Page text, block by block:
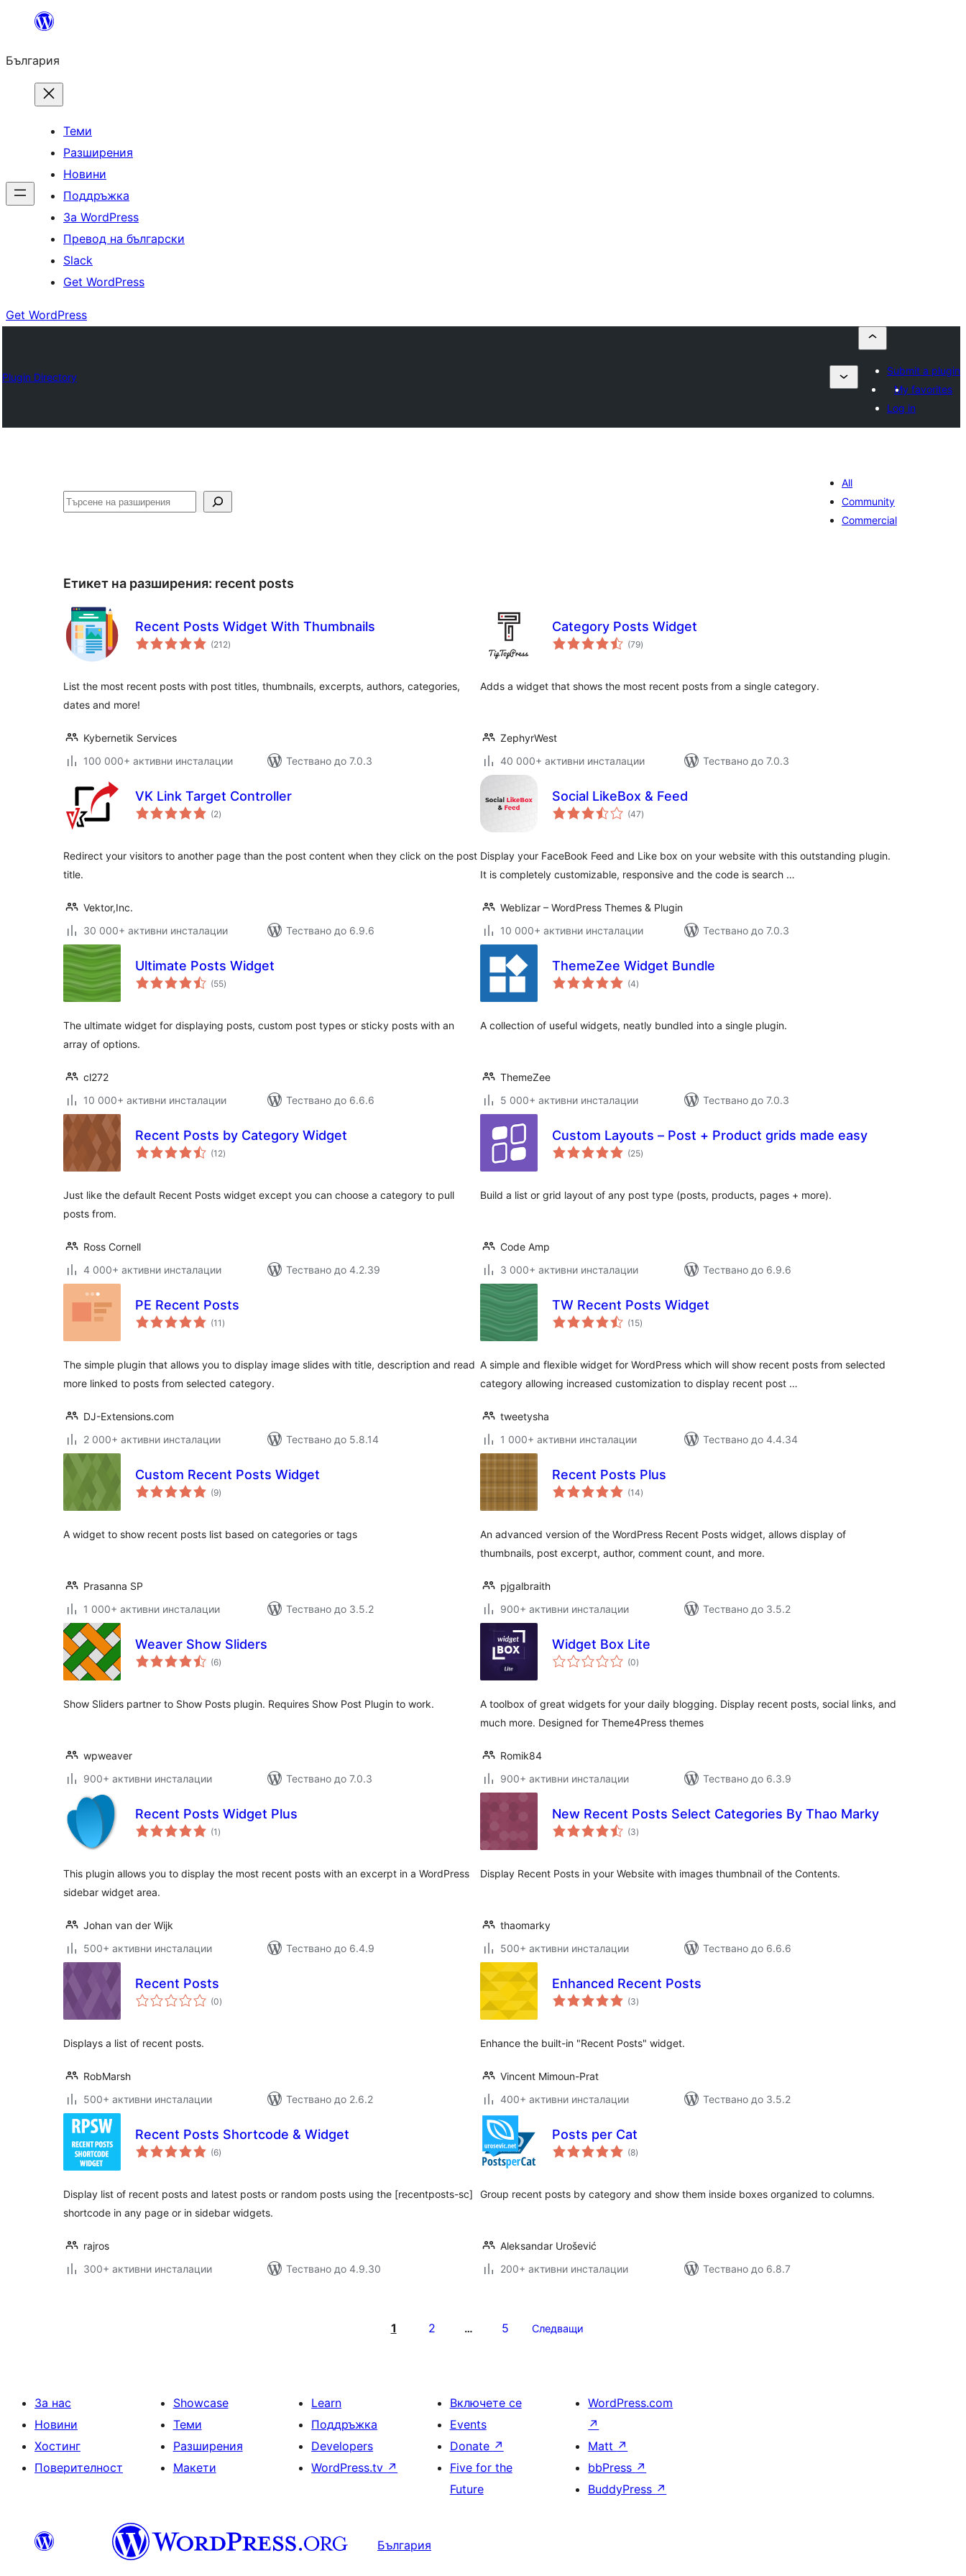
България
Теми
Разширения
Новини
Поддръжка
За WordPress
Превод на български
Slack
Get WordPress
Get WordPress
Plugin Directory
Submit a plugin
My favorites
Log in
Търсене
All
Community
Commercial
Етикет на разширения: recent posts
Recent Posts Widget With Thumbnails
(212общо
оценки
)
List the most recent posts with post titles, thumbnails, excerpts, authors, categories,
dates and more!
Kybernetik Services
100 000+ активни инсталации
Тествано до 7.0.3
Category Posts Widget
(79общо
оценки
)
Adds a widget that shows the most recent posts from a single category.
ZephyrWest
40 000+ активни инсталации
Тествано до 7.0.3
VK Link Target Controller
(2общо
оценки
)
Redirect your visitors to another page than the post content when they click on the post
title.
Vektor,Inc.
30 000+ активни инсталации
Тествано до 6.9.6
Social LikeBox & Feed
(47общо
оценки
)
Display your FaceBook Feed and Like box on your website with this outstanding plugin.
It is completely customizable, responsive and the code is search …
Weblizar – WordPress Themes & Plugin
10 000+ активни инсталации
Тествано до 7.0.3
Ultimate Posts Widget
(55общо
оценки
)
The ultimate widget for displaying posts, custom post types or sticky posts with an
array of options.
cl272
10 000+ активни инсталации
Тествано до 6.6.6
ThemeZee Widget Bundle
(4общо
оценки
)
A collection of useful widgets, neatly bundled into a single plugin.
ThemeZee
5 000+ активни инсталации
Тествано до 7.0.3
Recent Posts by Category Widget
(12общо
оценки
)
Just like the default Recent Posts widget except you can choose a category to pull
posts from.
Ross Cornell
4 000+ активни инсталации
Тествано до 4.2.39
Custom Layouts – Post + Product grids made easy
(25общо
оценки
)
Build a list or grid layout of any post type (posts, products, pages + more).
Code Amp
3 000+ активни инсталации
Тествано до 6.9.6
PE Recent Posts
(11 общо
оценки
)
The simple plugin that allows you to display image slides with title, description and read
more linked to posts from selected category.
DJ-Extensions.com
2 000+ активни инсталации
Тествано до 5.8.14
TW Recent Posts Widget
(15общо
оценки
)
A simple and flexible widget for WordPress which will show recent posts from selected
category allowing increased customization to display recent post …
tweetysha
1 000+ активни инсталации
Тествано до 4.4.34
Custom Recent Posts Widget
(9общо
оценки
)
A widget to show recent posts list based on categories or tags
Prasanna SP
1 000+ активни инсталации
Тествано до 3.5.2
Recent Posts Plus
(14общо
оценки
)
An advanced version of the WordPress Recent Posts widget, allows display of
thumbnails, post excerpt, author, comment count, and more.
pjgalbraith
900+ активни инсталации
Тествано до 3.5.2
Weaver Show Sliders
(6общо
оценки
)
Show Sliders partner to Show Posts plugin. Requires Show Post Plugin to work.
wpweaver
900+ активни инсталации
Тествано до 7.0.3
Widget Box Lite
(0общо
оценки
)
A toolbox of great widgets for your daily blogging. Display recent posts, social links, and
much more. Designed for Theme4Press themes
Romik84
900+ активни инсталации
Тествано до 6.3.9
Recent Posts Widget Plus
(1 общо
оценки
)
This plugin allows you to display the most recent posts with an excerpt in a WordPress
sidebar widget area.
Johan van der Wijk
500+ активни инсталации
Тествано до 6.4.9
New Recent Posts Select Categories By Thao Marky
(3общо
оценки
)
Display Recent Posts in your Website with images thumbnail of the Contents.
thaomarky
500+ активни инсталации
Тествано до 6.6.6
Recent Posts
(0общо
оценки
)
Displays a list of recent posts.
RobMarsh
500+ активни инсталации
Тествано до 2.6.2
Enhanced Recent Posts
(3общо
оценки
)
Enhance the built-in "Recent Posts" widget.
Vincent Mimoun-Prat
400+ активни инсталации
Тествано до 3.5.2
Recent Posts Shortcode & Widget
(6общо
оценки
)
Display list of recent posts and latest posts or random posts using the [recentposts-sc]
shortcode in any page or in sidebar widgets.
rajros
300+ активни инсталации
Тествано до 4.9.30
Posts per Cat
(8общо
оценки
)
Group recent posts by category and show them inside boxes organized to columns.
Aleksandar Urošević
200+ активни инсталации
Тествано до 6.8.7
1 2 … 5 Следващи
За нас
Новини
Хостинг
Поверителност
Showcase
Теми
Разширения
Макети
Learn
Поддръжка
Developers
WordPress.tv ↗
Включете се
Events
Donate ↗
Five for the
Future
WordPress.com
↗
Matt ↗
bbPress ↗
BuddyPress ↗
България